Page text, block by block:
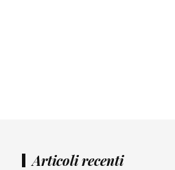
Articoli recenti